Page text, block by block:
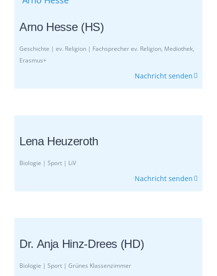
Arno Hesse (HS)
Geschichte | ev. Religion | Fachsprecher ev. Religion, Mediothek,
Erasmus+
Nachricht senden
Lena Heuzeroth
Biologie | Sport | LiV
Nachricht senden
Dr. Anja Hinz-Drees (HD)
Biologie | Sport | Grünes Klassenzimmer